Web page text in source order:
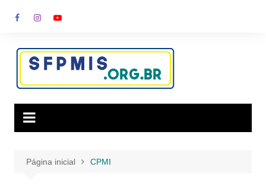
para
conteúdo
Página inicial CPMI